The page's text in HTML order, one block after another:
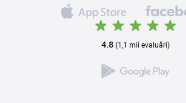
4.8(1,1 mii evaluări)